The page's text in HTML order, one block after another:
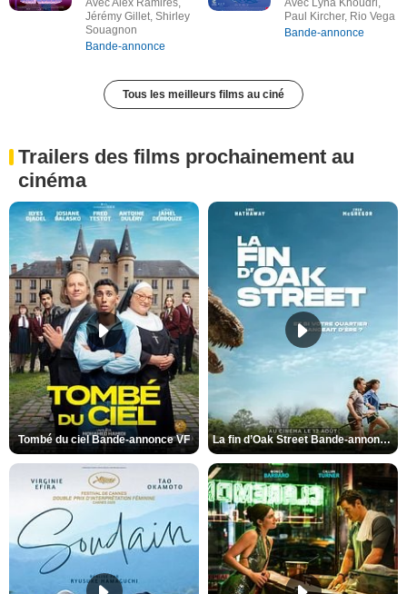
Avec Alex Ramires,
Jérémy Gillet, Shirley
Souagnon
Bande-annonce
Avec Lyna Khoudri,
Paul Kircher, Rio Vega
Bande-annonce
Tous les meilleurs films au ciné
Trailers des films prochainement au
cinéma
Tombé du ciel Bande-annonce VF La fin d’Oak Street Bande-annonce VO STFR